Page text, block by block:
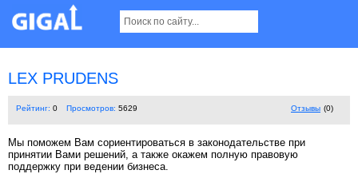
LEX PRUDENS
Рейтинг: 0 Просмотров: 5629 Отзывы (0)
Мы поможем Вам сориентироваться в законодательстве при
принятии Вами решений, а также окажем полную правовую
поддержку при ведении бизнеса.